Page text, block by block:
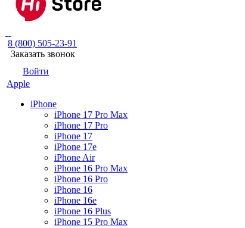
8 (800) 505-23-91
Заказать звонок
Войти
Apple
iPhone
iPhone 17 Pro Max
iPhone 17 Pro
iPhone 17
iPhone 17e
iPhone Air
iPhone 16 Pro Max
iPhone 16 Pro
iPhone 16
iPhone 16e
iPhone 16 Plus
iPhone 15 Pro Max